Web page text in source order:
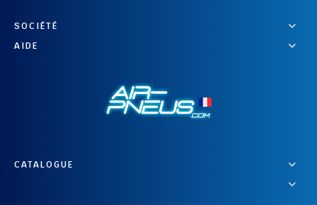
SOCIÉTÉ
AIDE
CATALOGUE